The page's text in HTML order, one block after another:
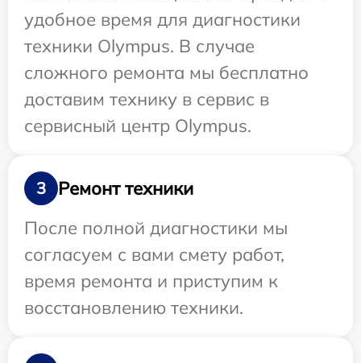
удобное время для диагностики
техники Olympus. В случае
сложного ремонта мы бесплатно
доставим технику в сервис в
сервисный центр Olympus.
3
Ремонт техники
После полной диагностики мы
согласуем с вами смету работ,
время ремонта и приступим к
восстановлению техники.